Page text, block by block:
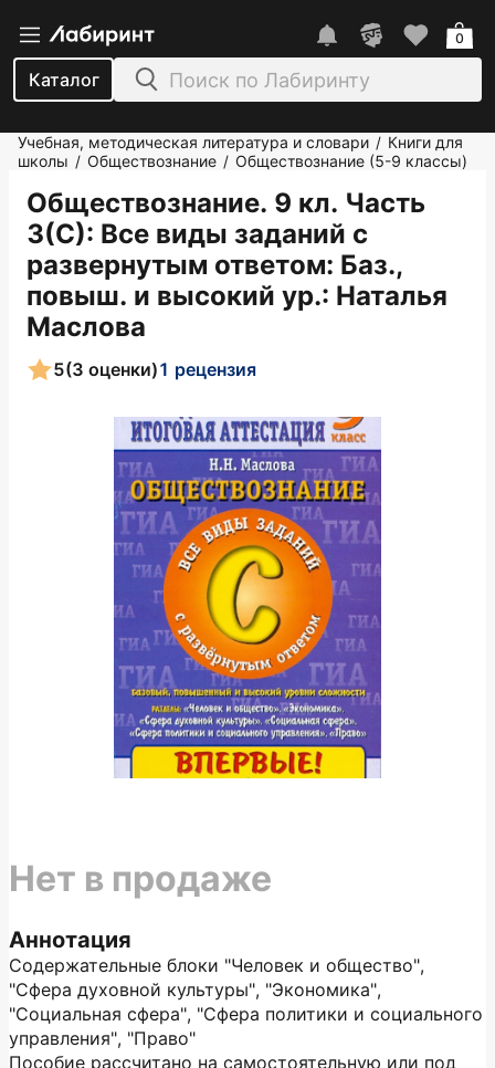
Каталог
0
Учебная, методическая литература и словари / Книги для
школы / Обществознание / Обществознание (5-9 классы)
Обществознание. 9 кл. Часть
3(С): Все виды заданий с
развернутым ответом: Баз.,
повыш. и высокий ур.: Наталья
Маслова
5(3 оценки)1 рецензия
Аннотация
Содержательные блоки "Человек и общество",
"Сфера духовной культуры", "Экономика",
"Социальная сфера", "Сфера политики и социального
управления", "Право"
Пособие рассчитано на самостоятельную или под
Нет в продаже